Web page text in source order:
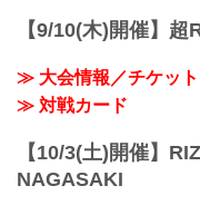
【9/10(木)開催】
≫ 大会情報／チケット
≫ 対戦カード
【10/3(土)開催】
NAGASAKI